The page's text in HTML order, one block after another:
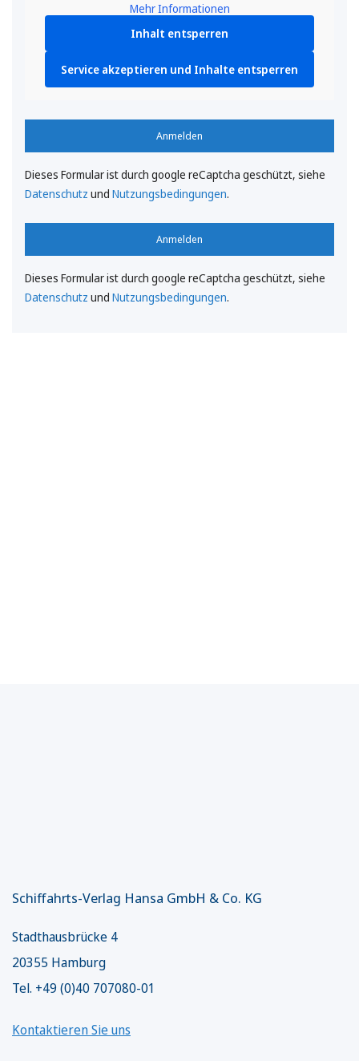
Mehr Informationen
Inhalt entsperren
Service akzeptieren und Inhalte entsperren
Anmelden
Dieses Formular ist durch google reCaptcha geschützt, siehe
Datenschutz und Nutzungsbedingungen.
Anmelden
Dieses Formular ist durch google reCaptcha geschützt, siehe
Datenschutz und Nutzungsbedingungen.
Schiffahrts-Verlag Hansa GmbH & Co. KG
Stadthausbrücke 4
20355 Hamburg
Tel. +49 (0)40 707080-01
Kontaktieren Sie uns